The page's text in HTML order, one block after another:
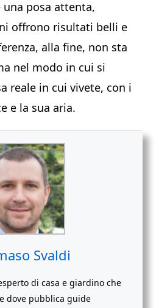
posa attenta,
offrono risultati belli e
alla fine, non sta
nel modo in cui si
reale in cui vivete, con i
e la sua aria.
Svaldi
di casa e giardino che
dove pubblica guide